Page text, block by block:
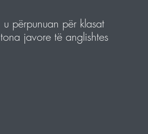
u përpunuan për klasat
tona javore të anglishtes